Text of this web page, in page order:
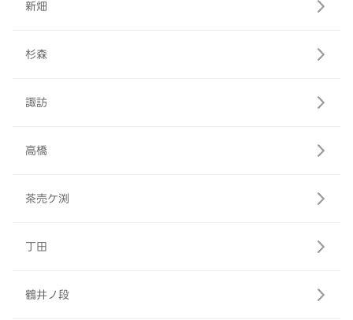
新畑
杉森
諏訪
高橋
茶売ケ渕
丁田
鶴井ノ段